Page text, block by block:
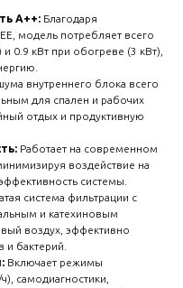
A++: Благодаря
модель потребляет всего
0.9 кВт при обогреве (3 кВт),
внутреннего блока всего
для спален и рабочих
отдых и продуктивную
Работает на современном
воздействие на
системы.
система фильтрации с
и катехиновым
воздух, эффективно
бактерий.
Включает режимы
самодиагностики,